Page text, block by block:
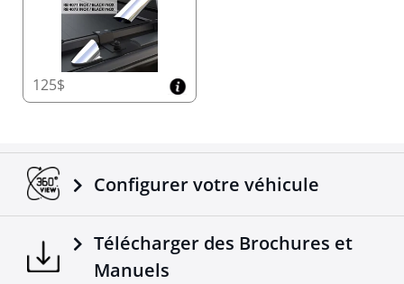
125$
Configurer votre véhicule
Télécharger des Brochures et
Manuels